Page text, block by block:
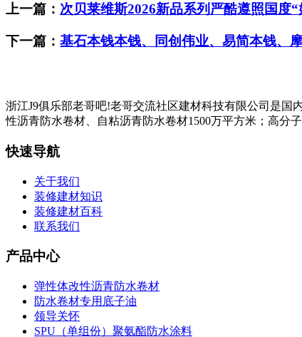
上一篇： 次贝莱维斯2026新品系列严酷遵照国度“
下一篇： 基石本钱本钱、同创伟业、易简本钱、
浙江J9俱乐部老哥吧!老哥交流社区建材科技有限公司是国
性沥青防水卷材、自粘沥青防水卷材1500万平方米；高分
快速导航
关于我们
装修建材知识
装修建材百科
联系我们
产品中心
弹性体改性沥青防水卷材
防水卷材专用底子油
领导关怀
SPU（单组份）聚氨酯防水涂料